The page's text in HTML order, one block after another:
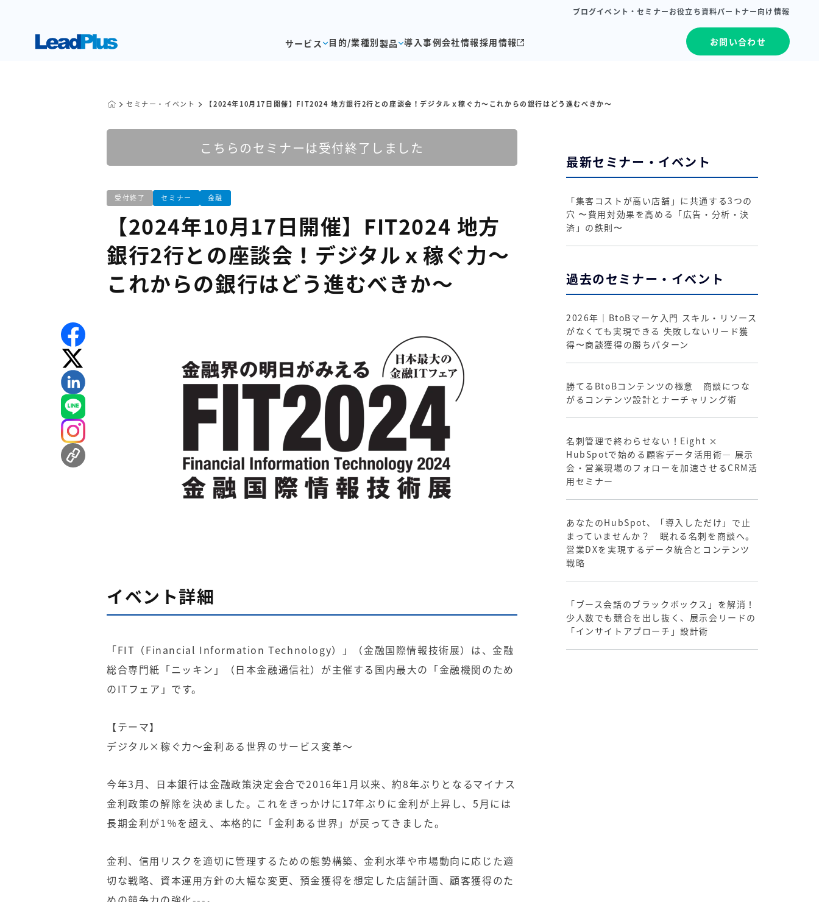
ブログイベント・セミナーお役立ち資料パートナー向け情報
サービス 目的/業種別製品 導入事例会社情報採用情報 お問い合わせ
セミナー・イベント 【2024年10月17日開催】FIT2024 地方銀行2行との座談会！デジタルｘ稼ぐ力～これからの銀行はどう進むべきか～
こちらのセミナーは受付終了しました
受付終了 セミナー 金融
【2024年10月17日開催】FIT2024 地方
銀行2行との座談会！デジタルｘ稼ぐ力～
これからの銀行はどう進むべきか～
イベント詳細
「FIT（Financial Information Technology）」（金融国際情報技術展）は、金融
総合専門紙「ニッキン」（日本金融通信社）が主催する国内最大の「金融機関のため
のITフェア」です。
【テーマ】
デジタル×稼ぐ力～金利ある世界のサービス変革～
今年3月、日本銀行は金融政策決定会合で2016年1月以来、約8年ぶりとなるマイナス
金利政策の解除を決めました。これをきっかけに17年ぶりに金利が上昇し、5月には
長期金利が1％を超え、本格的に「金利ある世界」が戻ってきました。
金利、信用リスクを適切に管理するための態勢構築、金利水準や市場動向に応じた適
切な戦略、資本運用方針の大幅な変更、預金獲得を想定した店舗計画、顧客獲得のた
最新セミナー・イベント
「集客コストが高い店舗」に共通する3つの
穴 〜費用対効果を高める「広告・分析・決
済」の鉄則〜
過去のセミナー・イベント
2026年｜BtoBマーケ入門 スキル・リソース
がなくても実現できる 失敗しないリード獲
得〜商談獲得の勝ちパターン
勝てるBtoBコンテンツの極意 商談につな
がるコンテンツ設計とナーチャリング術
名刺管理で終わらせない！Eight ×
HubSpotで始める顧客データ活用術― 展示
会・営業現場のフォローを加速させるCRM活
用セミナー
あなたのHubSpot、「導入しただけ」で止
まっていませんか？ 眠れる名刺を商談へ。
営業DXを実現するデータ統合とコンテンツ
戦略
「ブース会話のブラックボックス」を解消！
少人数でも競合を出し抜く、展示会リードの
「インサイトアプローチ」設計術